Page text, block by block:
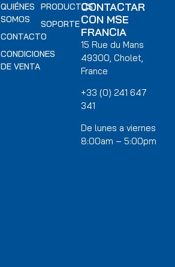
PRODUCTOS
SOPORTE
QUIÉNES
SOMOS
CONTACTO
CONDICIONES
DE VENTA
CONTACTAR
CON MSE
FRANCIA
15 Rue du Mans
49300, Cholet,
France
+33 (0) 241 647
341
De lunes a viernes
8:00am – 5:00pm